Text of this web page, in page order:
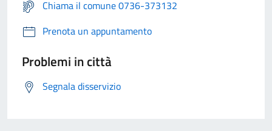
Chiama il comune 0736-373132
Prenota un appuntamento
Problemi in città
Segnala disservizio